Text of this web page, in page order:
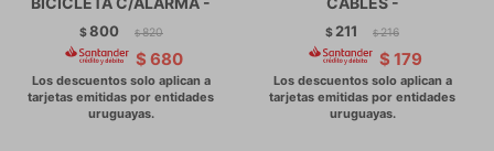
$800 $ 820
$ 680
$ 211 $ 216
$ 179